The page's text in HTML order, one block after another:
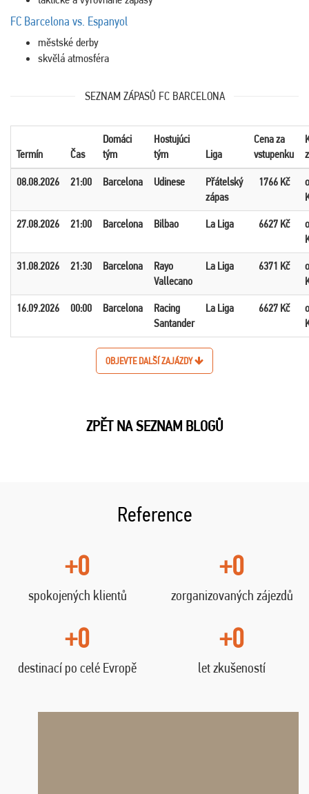
FC Barcelona vs. Espanyol
městské derby
skvělá atmosféra
SEZNAM ZÁPASŮ FC BARCELONA
Termín Čas
Domáci
tým
Hostujúci
tým
Liga
Cena za
vstupenku
08.08.2026 21:00 Barcelona Udinese
Přátelský
zápas
1766 Kč
27.08.2026 21:00 Barcelona Bilbao La Liga 6627 Kč
31.08.2026 21:30 Barcelona
Rayo
Vallecano
La Liga 6371 Kč
16.09.2026 00:00 Barcelona
Racing
Santander
La Liga 6627 Kč
OBJEVTE DALŠÍ ZAJÁZDY
ZPĚT NA SEZNAM BLOGŮ
Reference
+0
spokojených klientů
+0
zorganizovaných zájezdů
+0
destinací po celé Evropě
+0
let zkušeností